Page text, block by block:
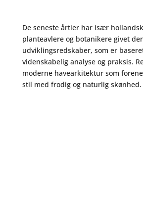
De seneste årtier har især
planteavlere og botanikere givet
udviklingsredskaber, som er
videnskabelig analyse og praksis.
moderne havearkitektur som
stil med frodig og naturlig skønhed.